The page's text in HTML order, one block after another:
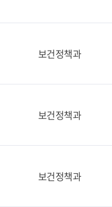
보건정책과
보건정책과
보건정책과